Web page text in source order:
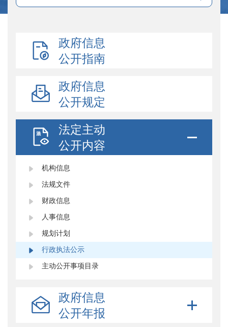
政府信息
公开指南
政府信息
公开规定
法定主动
公开内容
机构信息
法规文件
财政信息
人事信息
规划计划
行政执法公示
主动公开事项目录
政府信息
公开年报